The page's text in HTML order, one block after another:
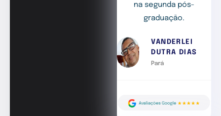
na segunda pós-
graduação.
VANDERLEI
DUTRA DIAS
Pará